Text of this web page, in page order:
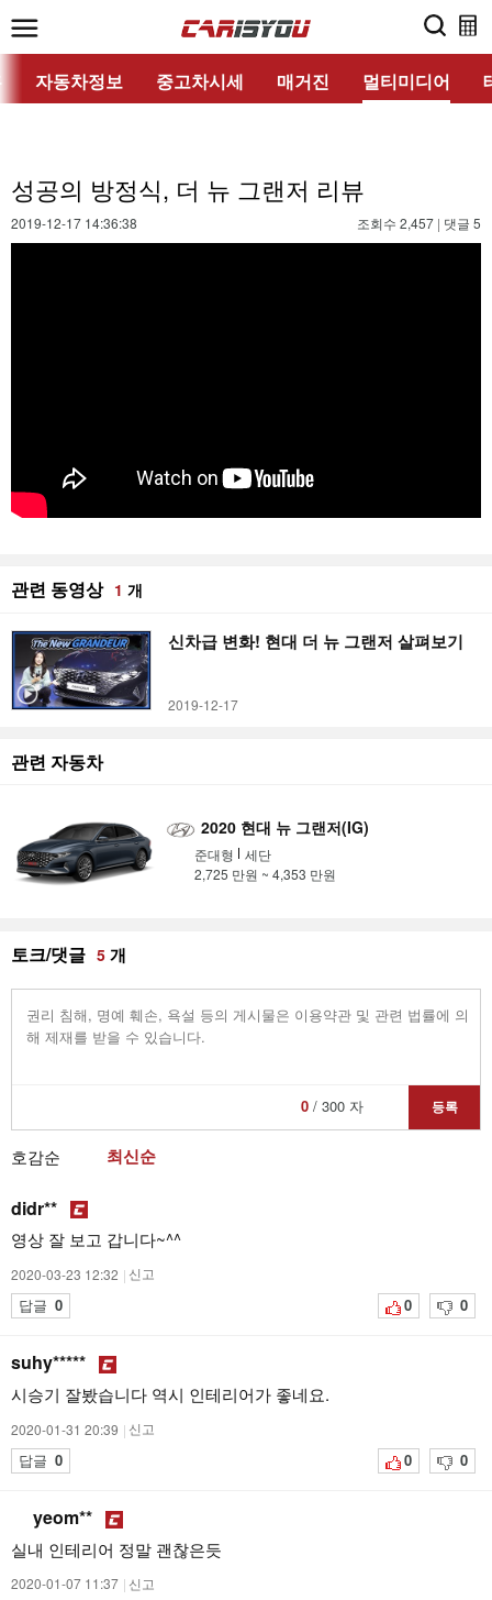
자동차정보 중고차시세 매거진 멀티미디어
성공의 방정식, 더 뉴 그랜저 리뷰
2019-12-17 14:36:38 조회수 2,457 | 댓글 5
관련 동영상 1 개
신차급 변화! 현대 더 뉴 그랜저 살펴보기
2019-12-17
관련 자동차
2020 현대 뉴 그랜저(IG)
준대형
세단
2,725 만원 ~ 4,353 만원
토크/댓글 5 개
0/ 300 자 등록
호감순 최신순
didr**
영상 잘 보고 갑니다~^^
2020-03-23 12:32 | 신고
답글 0 0 0
suhy*****
시승기 잘봤습니다 역시 인테리어가 좋네요.
2020-01-31 20:39 | 신고
답글 0 0 0
yeom**
실내 인테리어 정말 괜찮은듯
2020-01-07 11:37 | 신고